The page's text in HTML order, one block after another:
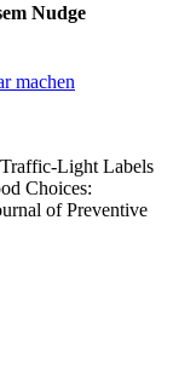
Nudge
machen
Light Labels
Choices:
of Preventive